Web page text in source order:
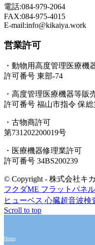
電話:084-979-2064
FAX:084-975-4015
E-mail:info@kikaiya.work
営業許可
・動物用高度管理医療機
許可番号 東部-74
・高度管理医療機器等販
許可番号 福山市指令 保総
・古物商許可
第731202200019号
・医療機器修理業許可
許可番号 34BS200239
© Copyright - 株式会社キ
フクダME フラットパネ
ヒューベス 心臓超音波
Scroll to top
Home